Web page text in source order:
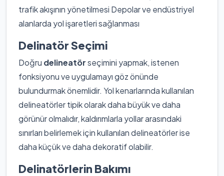
trafik akışının yönetilmesi Depolar ve endüstriyel
alanlarda yol işaretleri sağlanması
Delinatör Seçimi
Doğru delineatörseçimini yapmak, istenen
fonksiyonu ve uygulamayı göz önünde
bulundurmak önemlidir. Yol kenarlarında kullanılan
delineatörler tipik olarak daha büyük ve daha
görünür olmalıdır, kaldırımlarla yollar arasındaki
sınırları belirlemek için kullanılan delineatörler ise
daha küçük ve daha dekoratif olabilir.
Delinatörlerin Bakımı